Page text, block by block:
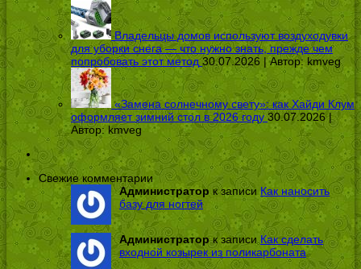
Владельцы домов используют воздуходувки
для уборки снега — что нужно знать, прежде чем
попробовать этот метод 30.07.2026 | Автор: kmveg
«Замена солнечному свету»: как Хайди Клум
оформляет зимний стол в 2026 году 30.07.2026 |
Автор: kmveg
Свежие комментарии
Администратор к записиКак наносить
базу для ногтей
Администраторк записиКак сделать
входной козырек из поликарбоната